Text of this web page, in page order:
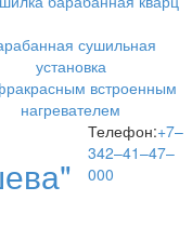
сушильная
установка
встроенным
нагревателем
Телефон:+7–
342–41–47–
000